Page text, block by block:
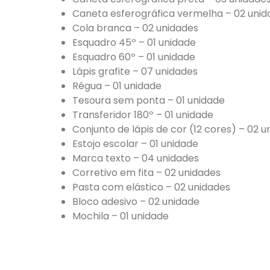
Caneta esferográfica vermelha – 02
Cola branca – 02 unidades
Esquadro 45º – 01 unidade
Esquadro 60º – 01 unidade
Lápis grafite – 07 unidades
Régua – 01 unidade
Tesoura sem ponta – 01 unidade
Transferidor 180º – 01 unidade
Conjunto de lápis de cor (12 cores) – 02
Estojo escolar – 01 unidade
Marca texto – 04 unidades
Corretivo em fita – 02 unidades
Pasta com elástico – 02 unidades
Bloco adesivo – 02 unidade
Mochila – 01 unidade